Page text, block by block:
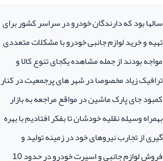
سالها بود که دارندگان خودرو در سراسر کشور برای
تهیه و خرید لوازم جانبی خودرو با مشکلات متعددی
مواجه بودند از جمله مشاهده یکجای تنوع کالا و
ترافیک زیاد مخصوصا در شهر های پرجمعیت در کنار
کمبود جای پارک ماشین در مواقع مراجعه به بازار
بهمراه وسیله نقلیه خودشان تا بفکر افتادیم با بهره
گیری از تجارب نیروهای خود در زمینه تولید و
فروش لوازم جانبی و اسپرت خودرو در حدود 10